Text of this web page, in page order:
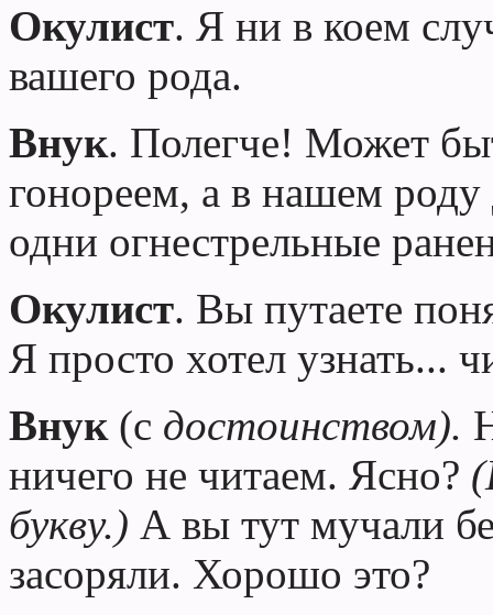
Окулист. Я ни в коем
вашего рода.
Внук. Полегче! Может
гонореем, а в нашем
одни огнестрельные
Окулист. Вы путаете
Я просто хотел узнать...
Внук (с достоинством).
ничего не читаем. Ясно?
букву.) А вы тут мучали
засоряли. Хорошо это?